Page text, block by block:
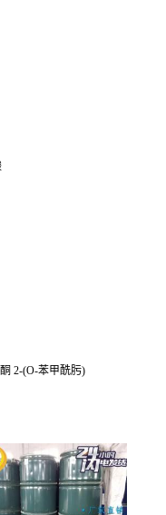
2-(O-苯甲酰肟)